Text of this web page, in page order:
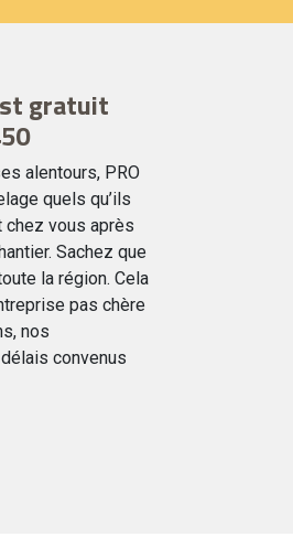
gratuit
alentours, PRO
quels qu’ils
vous après
Sachez que
la région. Cela
pas chère
nos
convenus